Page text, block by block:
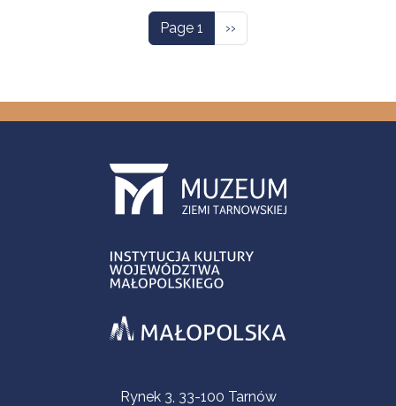
Page 1 Next page
››
Contact InformationRynek 3, 33-100 Tarnów